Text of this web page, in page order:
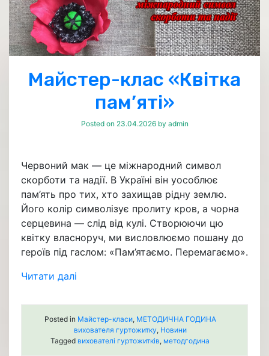
Майстер-клас «Квітка
пам’яті»
Posted on 23.04.2026by admin
Червоний мак — це міжнародний символ
скорботи та надії. В Україні він уособлює
пам’ять про тих, хто захищав рідну землю.
Його колір символізує пролиту кров, а чорна
серцевина — слід від кулі. Створюючи цю
квітку власноруч, ми висловлюємо пошану до
героїв під гаслом: «Пам’ятаємо. Перемагаємо».
Читати далі
Posted in Майстер-класи, МЕТОДИЧНА ГОДИНА
вихователя гуртожитку, Новини
Tagged вихователі гуртожитків, методгодина